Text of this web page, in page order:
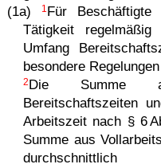
(1a)
1 Für
Tätigkeit
Umfang
besondere
2 Die Summe
Bereitschaftszeiten
Arbeitszeit nach § 6
Summe aus
durchschnittlich